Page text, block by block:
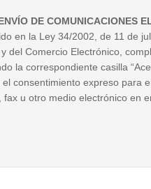
DE COMUNICACIONES
en la Ley 34/2002, de 11 de
del Comercio Electrónico,
la correspondiente casilla
el consentimiento expreso para
u otro medio electrónico en